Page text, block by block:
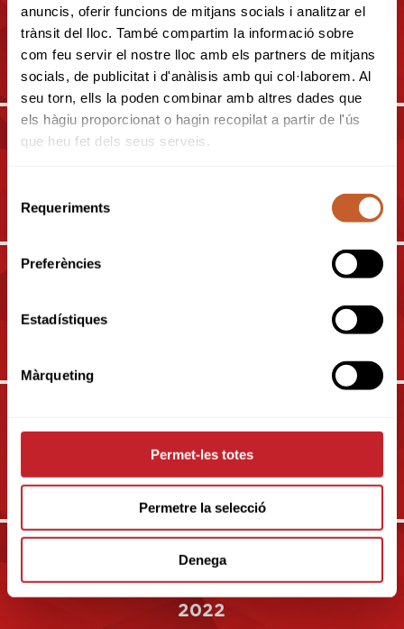
anuncis, oferir funcions de mitjans socials i analitzar el
trànsit del lloc. També compartim la informació sobre
com feu servir el nostre lloc amb els partners de mitjans
socials, de publicitat i d'anàlisis amb qui col·laborem. Al
seu torn, ells la poden combinar amb altres dades que
els hàgiu proporcionat o hagin recopilat a partir de l'ús
que heu fet dels seus serveis.
Requeriments
Preferències
Estadístiques
Màrqueting
Permet-les totes
Permetre la selecció
Denega
09-07-2022
CAMPIONAT DE CATALUNYA
4ª I 5ª CATEGORIA 2022
CAMPIONAT DE CATALUNYA
10-09-2022
CAMPIONAT DE CATALUNYA
02-10-2022
2022